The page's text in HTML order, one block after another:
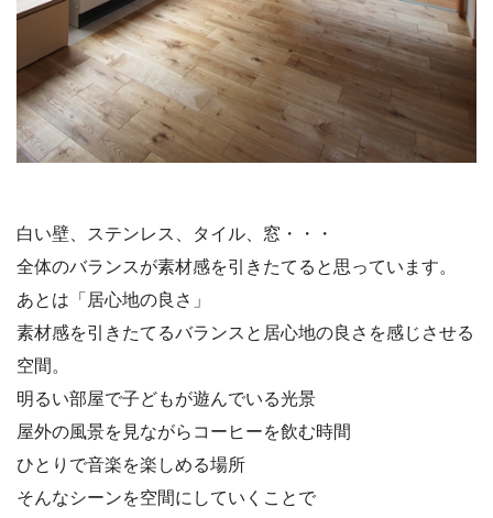
白い壁、ステンレス、タイル、窓・・・
全体のバランスが素材感を引きたてると思っています。
あとは「居心地の良さ」
素材感を引きたてるバランスと居心地の良さを感じさせる
空間。
明るい部屋で子どもが遊んでいる光景
屋外の風景を見ながらコーヒーを飲む時間
ひとりで音楽を楽しめる場所
そんなシーンを空間にしていくことで